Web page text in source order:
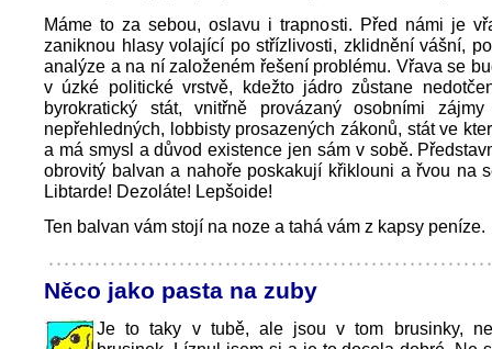
Máme to za sebou, oslavu i trapnosti. Před námi je
zaniknou hlasy volající po střízlivosti, zklidnění vášní,
analýze a na ní založeném řešení problému. Vřava se
v úzké politické vrstvě, kdežto jádro zůstane
byrokratický stát, vnitřně provázaný osobními
nepřehledných, lobbisty prosazených zákonů, stát ve
a má smysl a důvod existence jen sám v sobě.
obrovitý balvan a nahoře poskakují křiklouni a řvou na
Libtarde! Dezoláte! Lepšoide!
Ten balvan vám stojí na noze a tahá vám z kapsy peníze.
Něco jako pasta na zuby
Je to taky v tubě, ale jsou v tom brusinky,